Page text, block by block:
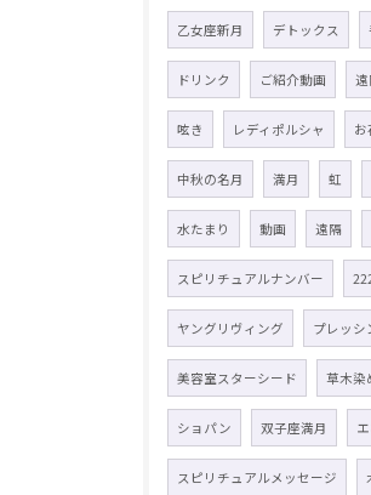
乙女座新月 デトックス
ドリンク ご紹介動画
呟き レディポルシャ お
中秋の名月 満月 虹
水たまり 動画 遠隔
スピリチュアルナンバー
ヤングリヴィング プレッシ
美容室スターシード 草木染
ショパン 双子座満月
スピリチュアルメッセージ